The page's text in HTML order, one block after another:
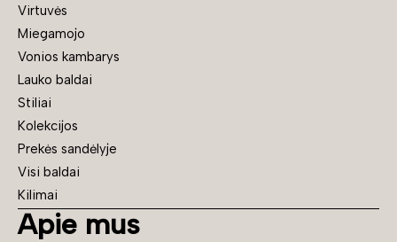
Virtuvės
Miegamojo
Vonios kambarys
Lauko baldai
Stiliai
Kolekcijos
Prekės sandėlyje
Visi baldai
Kilimai
Apie mus